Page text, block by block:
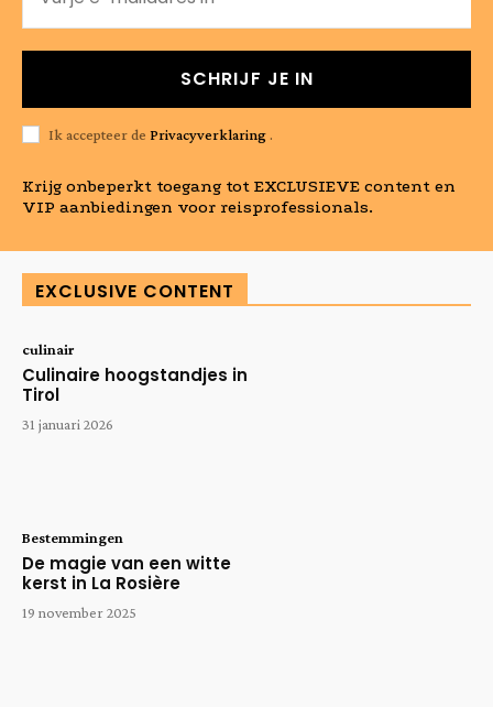
SCHRIJF JE IN
Ik accepteer de Privacyverklaring .
Krijg onbeperkt toegang tot EXCLUSIEVE content en
VIP aanbiedingen voor reisprofessionals.
EXCLUSIVE CONTENT
culinair
Culinaire hoogstandjes in
Tirol
31 januari 2026
Bestemmingen
De magie van een witte
kerst in La Rosière
19 november 2025